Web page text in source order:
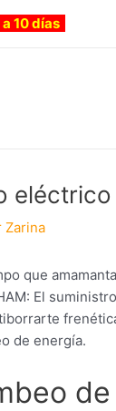
10 días
Zarina
que
El
de energía.